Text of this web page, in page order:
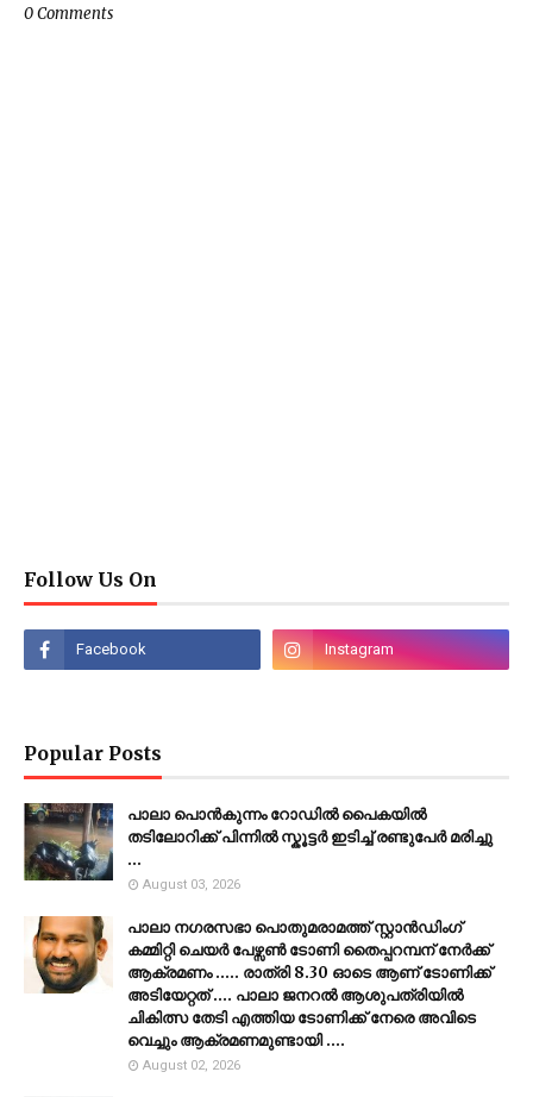
0 Comments
Follow Us On
Popular Posts
പാലാ പൊൻകുന്നം റോഡിൽ പൈകയിൽ
തടിലോറിക്ക് പിന്നിൽ സ്കൂട്ടർ ഇടിച്ച് രണ്ടുപേർ മരിച്ചു
...
August 03, 2026
പാലാ നഗരസഭാ പൊതുമരാമത്ത് സ്റ്റാൻഡിംഗ്
കമ്മിറ്റി ചെയർ പേഴ്സൺ ടോണി തൈപ്പറമ്പന് നേർക്ക്
ആക്രമണം ..... രാത്രി 8.30 ഓടെ ആണ് ടോണിക്ക്
അടിയേറ്റത് .... പാലാ ജനറൽ ആശുപത്രിയിൽ
ചികിത്സ തേടി എത്തിയ ടോണിക്ക് നേരെ അവിടെ
വെച്ചും ആക്രമണമുണ്ടായി ....
August 02, 2026